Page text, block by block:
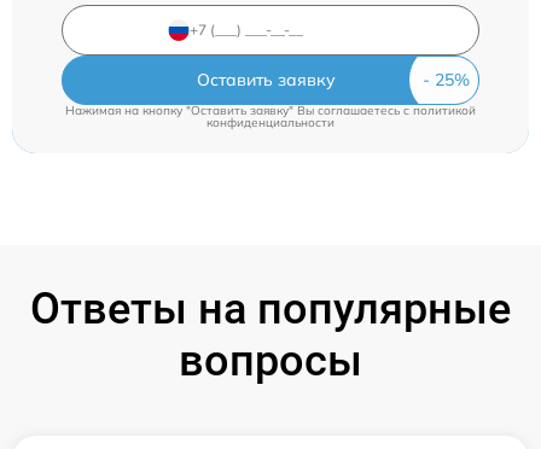
Оставить заявку
Нажимая на кнопку "Оставить заявку" Вы соглашаетесь cполитикой
конфиденциальности
Ответы на популярные
вопросы